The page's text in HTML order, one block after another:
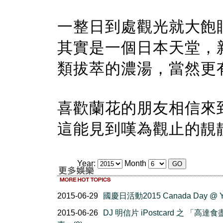
一整日到處觀光就大
其實是一個日本天堂
類拔萃的濃湯，當然
喜歡蘭花的朋友相信來
這能見到嘆為觀止的靚
Year: Month
2015-06-29
國慶日活動2015 Canada Day @
2015-06-26
DJ 明信片 iPostcard 之 「高達食